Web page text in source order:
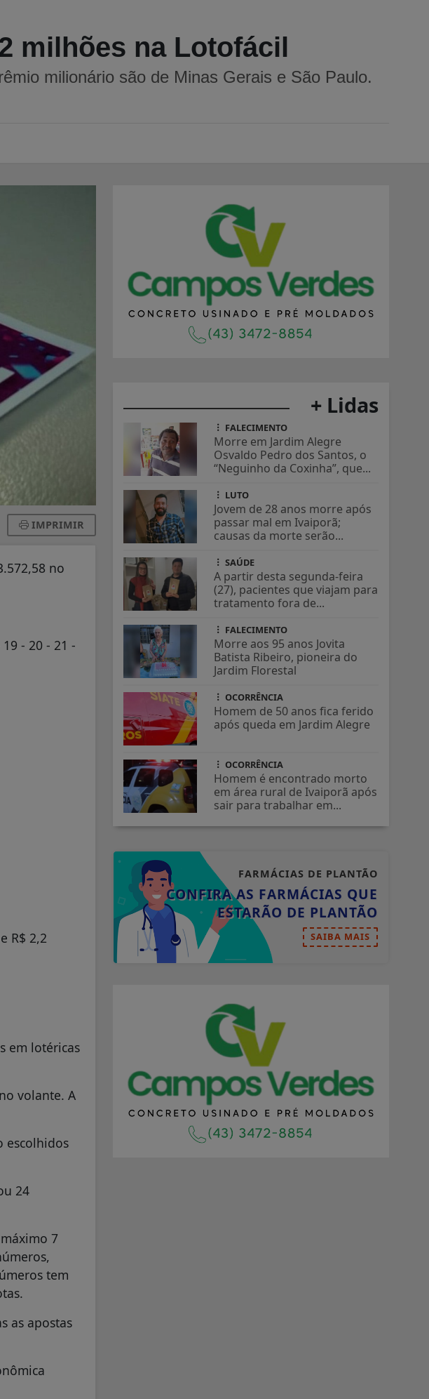
milhões na Lotofácil
milionário são de Minas Gerais e São Paulo.
IMPRIMIR
no
- 20 - 21 -
R$ 2,2
em lotéricas
volante. A
escolhidos
24
7
tem
as apostas
+ Lidas
FALECIMENTO
Morre em Jardim Alegre
Osvaldo Pedro dos Santos, o
“Neguinho da Coxinha”, que...
LUTO
Jovem de 28 anos morre após
passar mal em Ivaiporã;
causas da morte serão...
SAÚDE
A partir desta segunda-feira
(27), pacientes que viajam para
tratamento fora de...
FALECIMENTO
Morre aos 95 anos Jovita
Batista Ribeiro, pioneira do
Jardim Florestal
OCORRÊNCIA
Homem de 50 anos fica ferido
após queda em Jardim Alegre
OCORRÊNCIA
Homem é encontrado morto
em área rural de Ivaiporã após
sair para trabalhar em...
FARMÁCIAS DE PLANTÃO
CONFIRA AS FARMÁCIAS QUE
ESTARÃO DE PLANTÃO
SAIBA MAIS